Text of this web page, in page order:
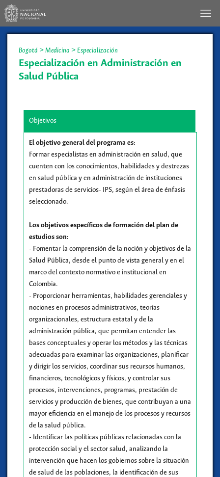
Bogotá > Medicina > Especialización
Especialización en Administración en
Salud Pública
Objetivos
El objetivo general del programa es:
Formar especialistas en administración en salud, que
cuenten con los conocimientos, habilidades y destrezas
en salud pública y en administración de instituciones
prestadoras de servicios- IPS, según el área de énfasis
seleccionado.
Los objetivos específicos de formación del plan de
estudios son:
- Fomentar la comprensión de la noción y objetivos de la
Salud Pública, desde el punto de vista general y en el
marco del contexto normativo e institucional en
Colombia.
- Proporcionar herramientas, habilidades gerenciales y
nociones en procesos administrativos, teorías
organizacionales, estructura estatal y de la
administración pública, que permitan entender las
bases conceptuales y operar los métodos y las técnicas
adecuadas para examinar las organizaciones, planificar
y dirigir los servicios, coordinar sus recursos humanos,
financieros, tecnológicos y físicos, y controlar sus
procesos, intervenciones, programas, prestación de
servicios y producción de bienes, que contribuyan a una
mayor eficiencia en el manejo de los procesos y recursos
de la salud pública.
- Identificar las políticas públicas relacionadas con la
protección social y el sector salud, analizando la
intervención que hacen los gobiernos sobre la situación
de salud de las poblaciones, la identificación de sus